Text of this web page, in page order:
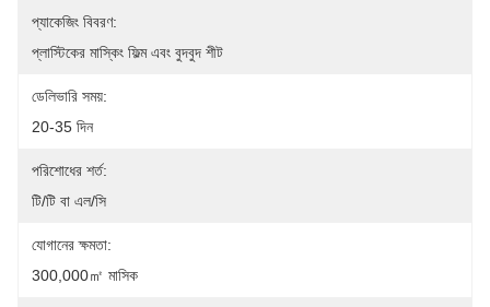
প্যাকেজিং বিবরণ:
প্লাস্টিকের মাস্কিং ফিল্ম এবং বুদবুদ শীট
ডেলিভারি সময়:
20-35 দিন
পরিশোধের শর্ত:
টি/টি বা এল/সি
যোগানের ক্ষমতা:
300,000㎡ মাসিক